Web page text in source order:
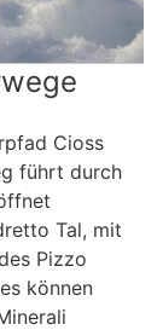
Cioss
führt durch
Tal, mit
Pizzo
können